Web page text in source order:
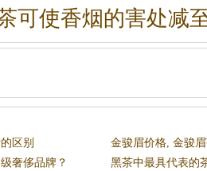
可使香烟的害处减
区别
金骏眉价格, 金骏
奢侈品牌？
黑茶中最具代表的